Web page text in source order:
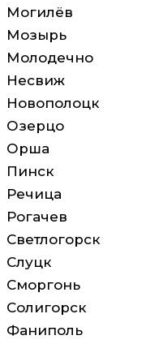
Могилёв
Мозырь
Молодечно
Несвиж
Новополоцк
Озерцо
Орша
Пинск
Речица
Рогачев
Светлогорск
Слуцк
Сморгонь
Солигорск
Фаниполь